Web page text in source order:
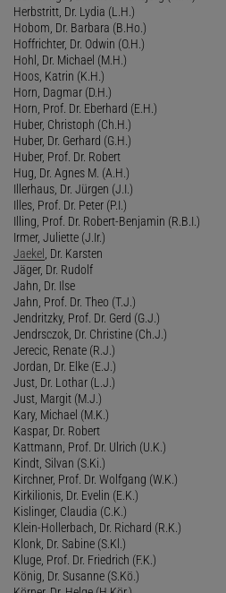
Herbstritt, Dr. Lydia (L.H.)
Hobom, Dr. Barbara (B.Ho.)
Hoffrichter, Dr. Odwin (O.H.)
Hohl, Dr. Michael (M.H.)
Hoos, Katrin (K.H.)
Horn, Dagmar (D.H.)
Horn, Prof. Dr. Eberhard (E.H.)
Huber, Christoph (Ch.H.)
Huber, Dr. Gerhard (G.H.)
Huber, Prof. Dr. Robert
Hug, Dr. Agnes M. (A.H.)
Illerhaus, Dr. Jürgen (J.I.)
Illes, Prof. Dr. Peter (P.I.)
Illing, Prof. Dr. Robert-Benjamin (R.B.I.)
Irmer, Juliette (J.Ir.)
Jaekel , Dr. Karsten
Jäger, Dr. Rudolf
Jahn, Dr. Ilse
Jahn, Prof. Dr. Theo (T.J.)
Jendritzky, Prof. Dr. Gerd (G.J.)
Jendrsczok, Dr. Christine (Ch.J.)
Jerecic, Renate (R.J.)
Jordan, Dr. Elke (E.J.)
Just, Dr. Lothar (L.J.)
Just, Margit (M.J.)
Kary, Michael (M.K.)
Kaspar, Dr. Robert
Kattmann, Prof. Dr. Ulrich (U.K.)
Kindt, Silvan (S.Ki.)
Kirchner, Prof. Dr. Wolfgang (W.K.)
Kirkilionis, Dr. Evelin (E.K.)
Kislinger, Claudia (C.K.)
Klein-Hollerbach, Dr. Richard (R.K.)
Klonk, Dr. Sabine (S.Kl.)
Kluge, Prof. Dr. Friedrich (F.K.)
König, Dr. Susanne (S.Kö.)